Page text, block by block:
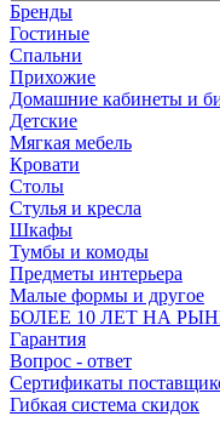
Бренды
Гостиные
Спальни
Прихожие
Домашние кабинеты и
Детские
Мягкая мебель
Кровати
Столы
Стулья и кресла
Шкафы
Тумбы и комоды
Предметы интерьера
Малые формы и другое
БОЛЕЕ 10 ЛЕТ НА
Гарантия
Вопрос - ответ
Сертификаты
Гибкая система скидок